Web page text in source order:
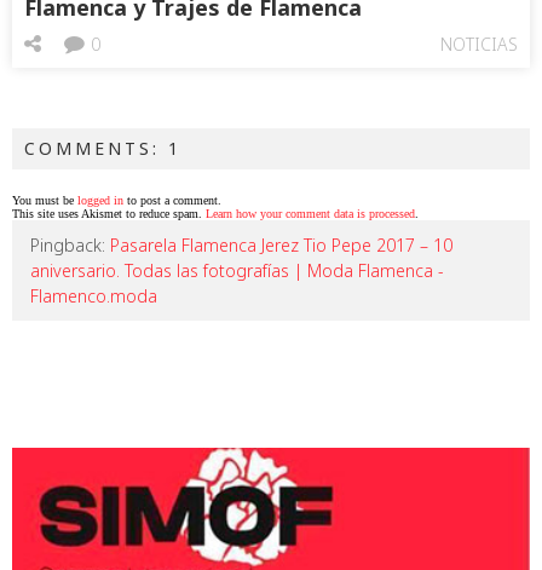
Flamenca y Trajes de Flamenca
NOTICIAS
0
COMMENTS: 1
You must be logged in to post a comment.
This site uses Akismet to reduce spam. Learn how your comment data is processed
Pingback: Pasarela Flamenca Jerez Tio Pepe 2017 – 10
aniversario. Todas las fotografías | Moda Flamenca -
Flamenco.moda